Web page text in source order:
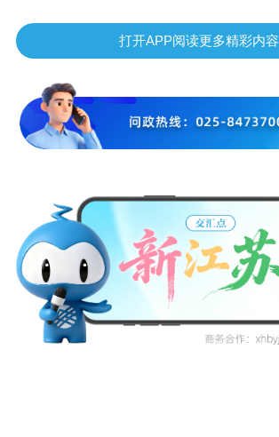
打开APP阅读更多精彩内容